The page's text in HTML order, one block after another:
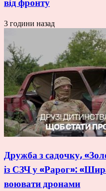
від фронту
3 години назад
Дружба з садочку,
із СЗЧ у «Рарог»:
воювати дронами